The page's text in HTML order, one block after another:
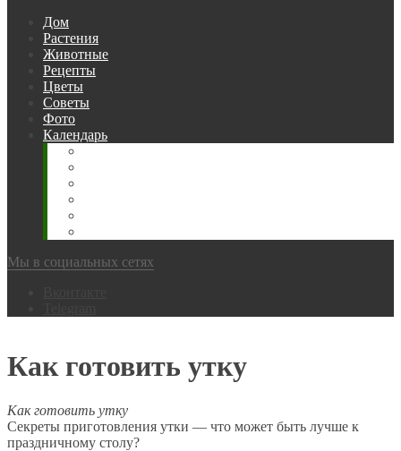
Дом
Растения
Животные
Рецепты
Цветы
Советы
Фото
Календарь
Мы в социальных сетях
Как готовить утку
Как готовить утку
Секреты приготовления утки — что может быть лучше к
праздничному столу?